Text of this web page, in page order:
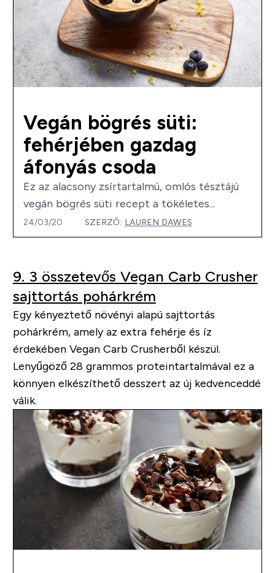
Vegán bögrés süti:
fehérjében gazdag
áfonyás csoda
Ez az alacsony zsírtartalmú, omlós tésztájú
vegán bögrés süti recept a tökéletes...
24/03/20 SZERZŐ: LAUREN DAWES
9. 3 összetevős Vegan Carb Crusher
sajttortás pohárkrém
Egy kényeztető növényi alapú sajttortás
pohárkrém, amely az extra fehérje és íz
érdekében Vegan Carb Crusherből készül.
Lenyűgöző 28 grammos proteintartalmával ez a
könnyen elkészíthető desszert az új kedvenceddé
válik.